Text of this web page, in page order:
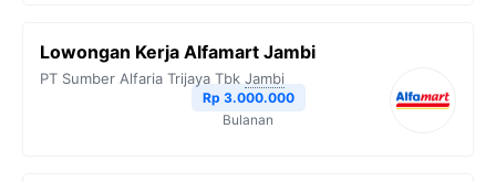
Lowongan Kerja Alfamart Jambi
PT Sumber Alfaria Trijaya Tbk Jambi
Rp 3.000.000
Bulanan